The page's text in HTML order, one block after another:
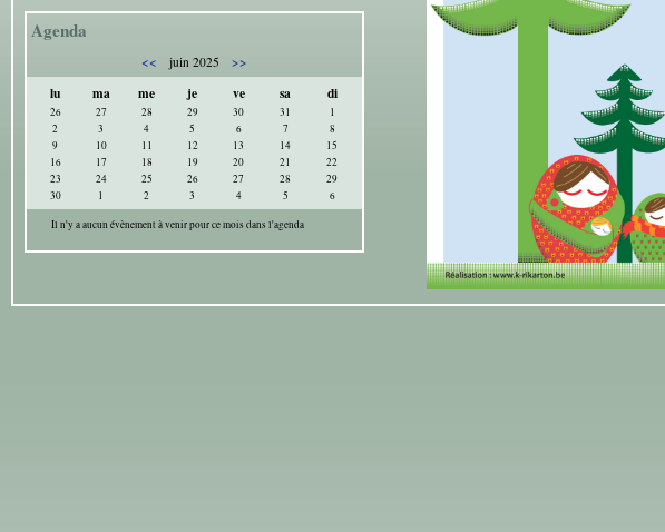
Agenda
<< juin 2025
>>
lu
ma me je ve sa di
26 27 28 29 30 31
1
2
3 4 5 6 7
8
9
10 11 12 13 14
15
16
17 18 19 20 21
22
23
24 25 26 27 28
29
30
1 2 3 4 5
6
Il n'y a aucun évènement à venir pour ce mois dans l'agenda